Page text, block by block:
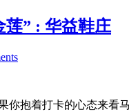
莲” : 华益鞋庄
你抱着打卡的心态来看马